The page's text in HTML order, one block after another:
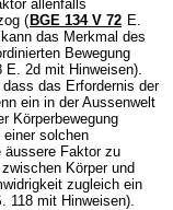
allenfalls
( BGE 134 V 72 E.
das Merkmal des
Bewegung
E. 2d mit Hinweisen).
das Erfordernis der
ein in der Aussenwelt
Körperbewegung
solchen
äussere Faktor zu
Körper und
zugleich ein
118 mit Hinweisen).